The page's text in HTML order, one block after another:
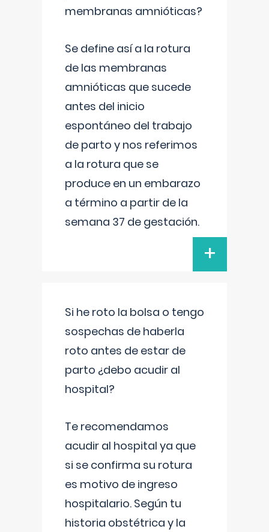
membranas amnióticas?
Se define así a la rotura
de las membranas
amnióticas que sucede
antes del inicio
espontáneo del trabajo
de parto y nos referimos
a la rotura que se
produce en un embarazo
a término a partir de la
semana 37 de gestación.
+
Si he roto la bolsa o tengo
sospechas de haberla
roto antes de estar de
parto ¿debo acudir al
hospital?
Te recomendamos
acudir al hospital ya que
si se confirma su rotura
es motivo de ingreso
hospitalario. Según tu
historia obstétrica y la